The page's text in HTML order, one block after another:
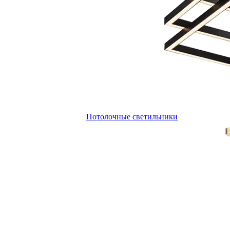
Потолочные светильники